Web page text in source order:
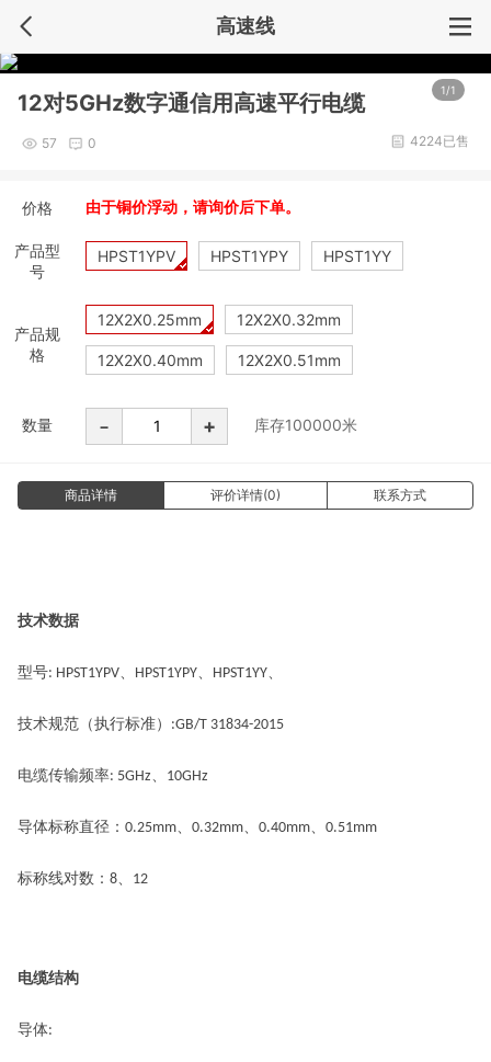
高速线
1/1
12对5GHz数字通信用高速平行电缆
57 0 4224已售
价格 由于铜价浮动，请询价后下单。
产品型
号
HPST1YPV HPST1YPY HPST1YY
产品规
格
12X2X0.25mm 12X2X0.32mm
12X2X0.40mm 12X2X0.51mm
数量 - + 库存100000米
商品详情 评价详情(0) 联系方式
技术数据
型号: HPST1YPV、 HPST1YPY、 HPST1YY、
技术规范 （执行标准） :GB/T 31834-2015
电缆传输频率: 5GHz、 10GHz
导体标称直径： 0.25mm、 0.32mm、 0.40mm、 0.51mm
标称线对数： 8、 12
电缆结构
导体: